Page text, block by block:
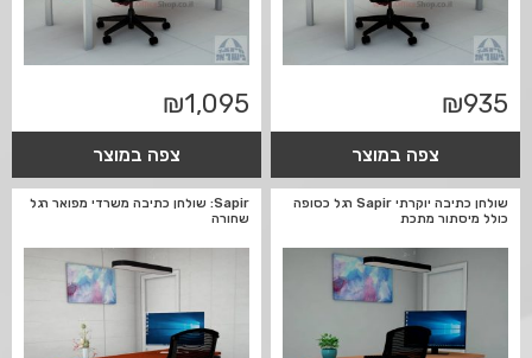
₪935
צפה במוצר
₪1,095
צפה במוצר
שולחן כתיבה יוקרתי Sapir רגל כסופה
כולל מיסתור מתכת
Sapir: שולחן כתיבה משרדי מפואר רגל
שחורה